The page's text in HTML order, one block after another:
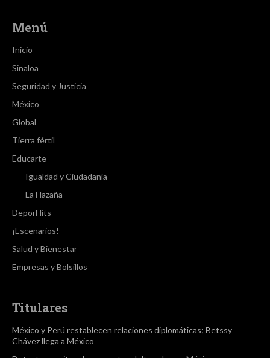
Menú
Inicio
Sinaloa
Seguridad y Justicia
México
Global
Tierra fértil
Educarte
Igualdad y Ciudadanía
La Hazaña
DeporHits
¡Escenarios!
Salud y Bienestar
Empresas y Bolsillos
Titulares
México y Perú restablecen relaciones diplomáticas; Betssy
Chávez llega a México